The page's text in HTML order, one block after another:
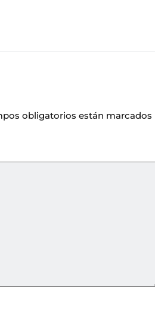
obligatorios están marcados